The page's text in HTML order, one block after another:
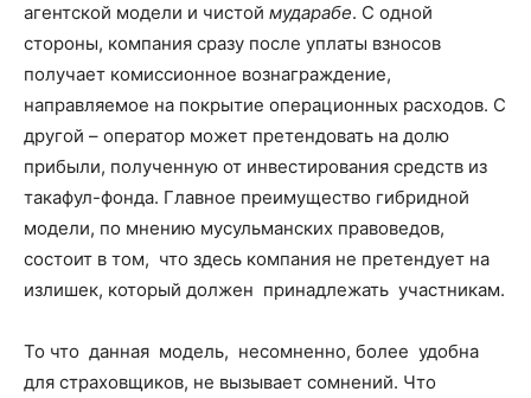
агентской модели и чистой мударабе. С одной
стороны, компания сразу после уплаты взносов
получает комиссионное вознаграждение,
направляемое на покрытие операционных расходов. С
другой – оператор может претендовать на долю
прибыли, полученную от инвестирования средств из
такафул-фонда. Главное преимущество гибридной
модели, по мнению мусульманских правоведов,
состоит в том, что здесь компания не претендует на
излишек, который должен принадлежать участникам.
То что данная модель, несомненно, более удобна
для страховщиков, не вызывает сомнений. Что